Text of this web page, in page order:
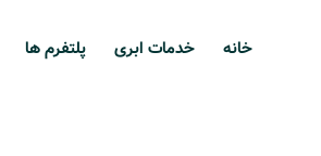
خانه خدمات ابری پلتفرم ها